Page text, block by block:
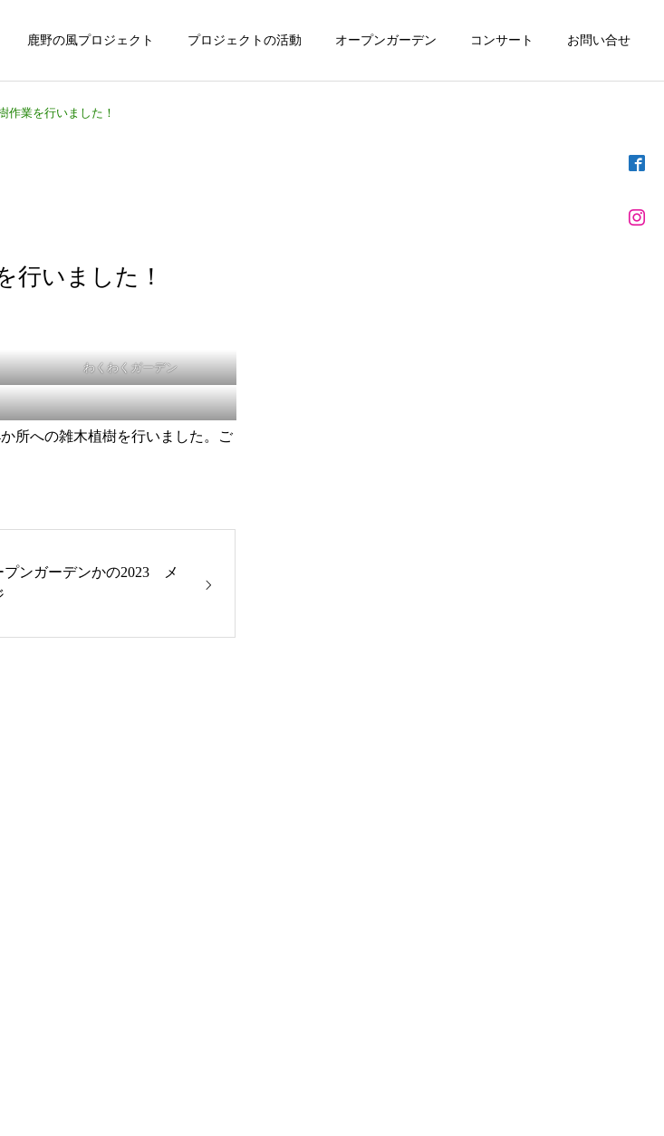
鹿野の風プロジェクト プロジェクトの活動 オープンガーデン コンサート お問い合せ
業を行いました！
行いました！
わくわくガーデン
所への雑木植樹を行いました。ご
プンガーデンかの2023 メ